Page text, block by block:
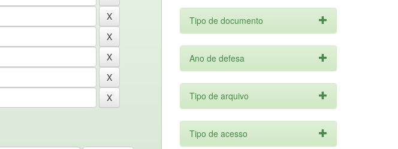
Tipo de documento
Ano de defesa
Tipo de arquivo
Tipo de acesso